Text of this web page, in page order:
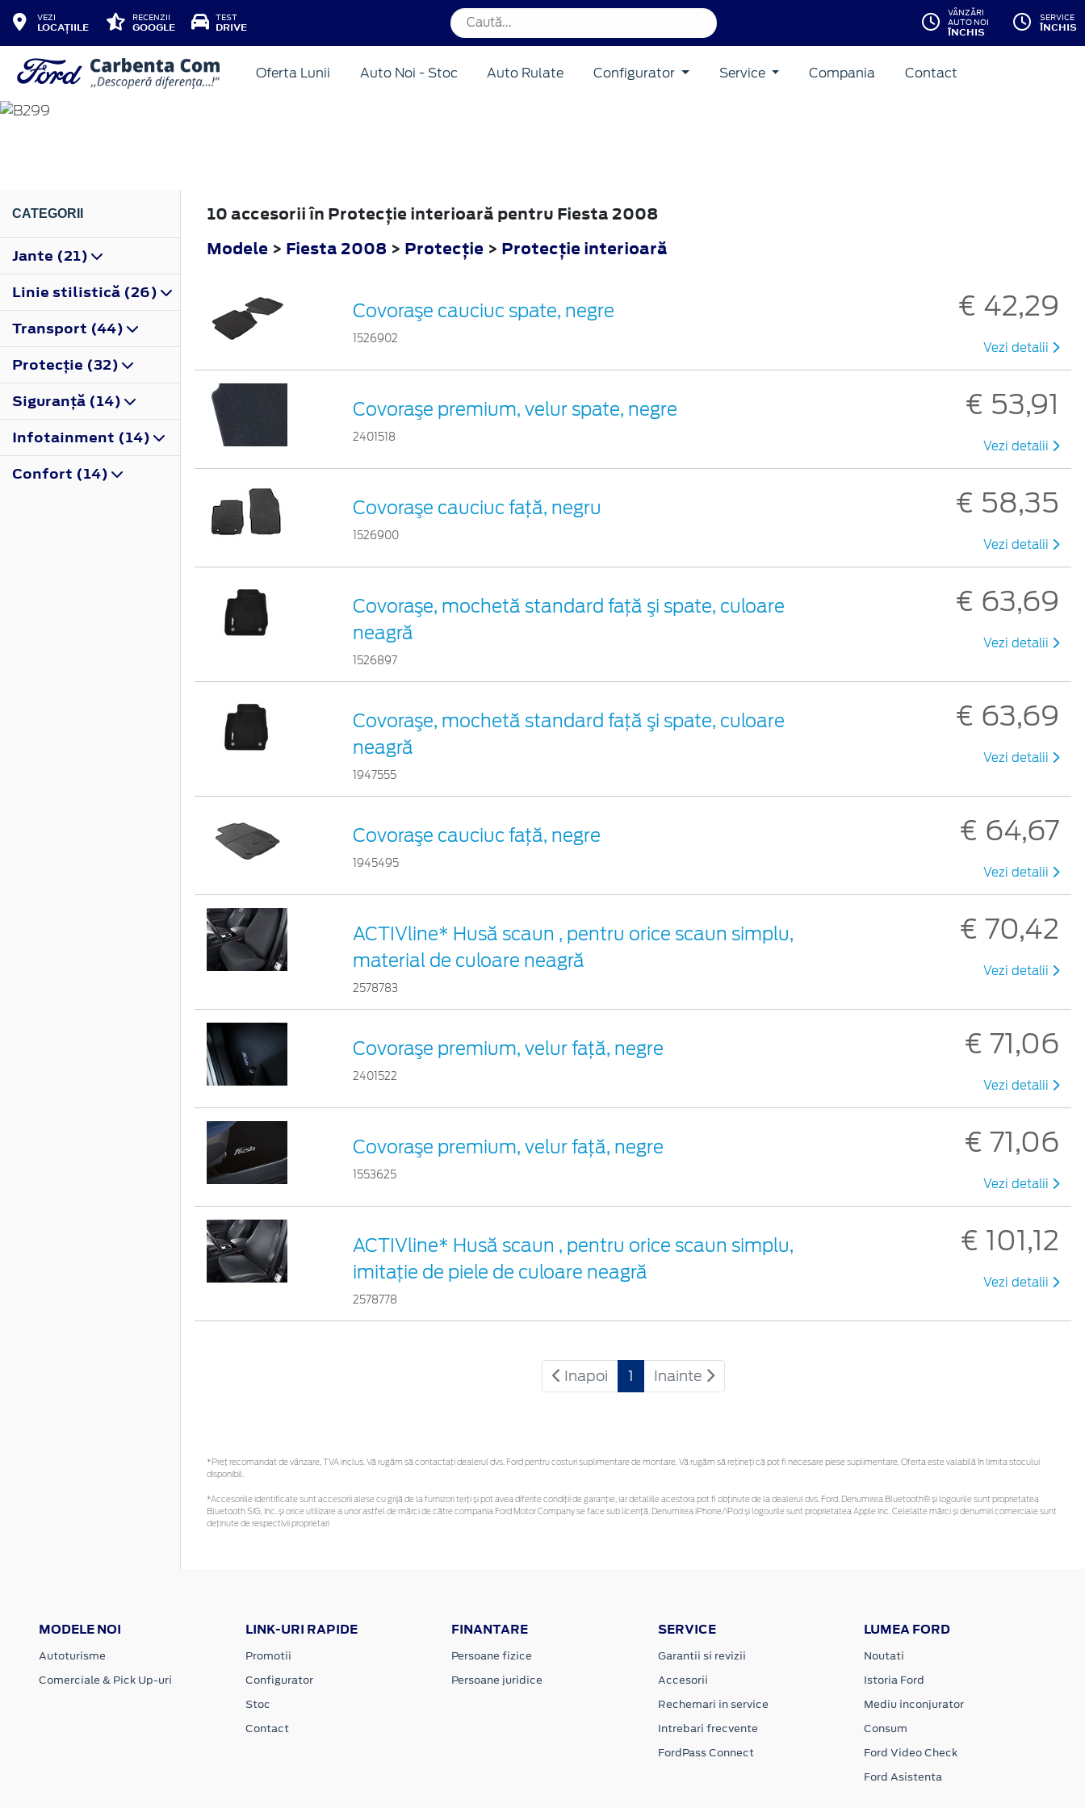
VEZI
LOCAȚIILE
RECENZII
GOOGLE
TEST
DRIVE
VÂNZĂRI
AUTO NOI
ÎNCHIS
SERVICE
ÎNCHIS
Oferta Lunii Auto Noi - Stoc Auto Rulate Configurator Service Compania Contact
FIESTA
CATEGORII
Jante (21)
Linie stilistică (26)
Transport (44)
Protecţie (32)
Siguranţă (14)
Infotainment (14)
Confort (14)
10 accesorii în Protecţie interioară pentru Fiesta 2008
Modele > Fiesta 2008 > Protecţie > Protecţie interioară
Covoraşe cauciuc spate, negre
1526902
€ 42,29
Vezi detalii
Covoraşe premium, velur spate, negre
2401518
€ 53,91
Vezi detalii
Covoraşe cauciuc faţă, negru
1526900
€ 58,35
Vezi detalii
Covoraşe, mochetă standard faţă şi spate, culoare
neagră
1526897
€ 63,69
Vezi detalii
Covoraşe, mochetă standard faţă şi spate, culoare
neagră
1947555
€ 63,69
Vezi detalii
Covoraşe cauciuc faţă, negre
1945495
€ 64,67
Vezi detalii
ACTIVline* Husă scaun , pentru orice scaun simplu,
material de culoare neagră
2578783
€ 70,42
Vezi detalii
Covoraşe premium, velur faţă, negre
2401522
€ 71,06
Vezi detalii
Covoraşe premium, velur faţă, negre
1553625
€ 71,06
Vezi detalii
ACTIVline* Husă scaun , pentru orice scaun simplu,
imitație de piele de culoare neagră
2578778
€ 101,12
Vezi detalii
Inapoi 1 Inainte
*Preţ recomandat de vânzare, TVA inclus. Vă rugăm să contactaţi dealerul dvs. Ford pentru costuri suplimentare de montare. Vă rugăm să rețineți că pot fi necesare piese suplimentare. Oferta este valabilă în limita stocului
disponibil.
*Accesoriile identificate sunt accesorii alese cu grijă de la furnizori terți și pot avea diferite condiții de garanție, iar detaliile acestora pot fi obținute de la dealerul dvs. Ford. Denumirea Bluetooth® și logourile sunt proprietatea
Bluetooth SIG, Inc. și orice utilizare a unor astfel de mărci de către compania Ford Motor Company se face sub licență. Denumirea iPhone/iPod și logourile sunt proprietatea Apple Inc. Celelalte mărci și denumiri comerciale sunt
deținute de respectivii proprietari
MODELE NOI
Autoturisme
Comerciale & Pick Up-uri
LINK-URI RAPIDE
Promotii
Configurator
Stoc
Contact
FINANTARE
Persoane fizice
Persoane juridice
SERVICE
Garantii si revizii
Accesorii
Rechemari in service
Intrebari frecvente
FordPass Connect
LUMEA FORD
Noutati
Istoria Ford
Mediu inconjurator
Consum
Ford Video Check
Ford Asistenta